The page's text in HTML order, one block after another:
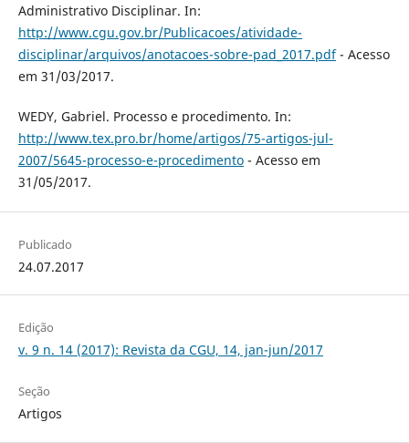
Administrativo Disciplinar. In:
http://www.cgu.gov.br/Publicacoes/atividade-
disciplinar/arquivos/anotacoes-sobre-pad_2017.pdf- Acesso
em 31/03/2017.
WEDY, Gabriel. Processo e procedimento. In:
http://www.tex.pro.br/home/artigos/75-artigos-jul-
2007/5645-processo-e-procedimento- Acesso em
31/05/2017.
Publicado
24.07.2017
Edição
v. 9 n. 14 (2017): Revista da CGU, 14, jan-jun/2017
Seção
Artigos